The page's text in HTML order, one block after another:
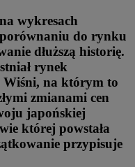
wykresach
do rynku
dłuższą historię.
rynek
na którym to
zmianami cen
japońskiej
której powstała
przypisuje